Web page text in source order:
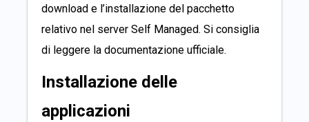
download e l’installazione del pacchetto
relativo nel server Self Managed. Si consiglia
di leggere la documentazione ufficiale.
Installazione delle
applicazioni